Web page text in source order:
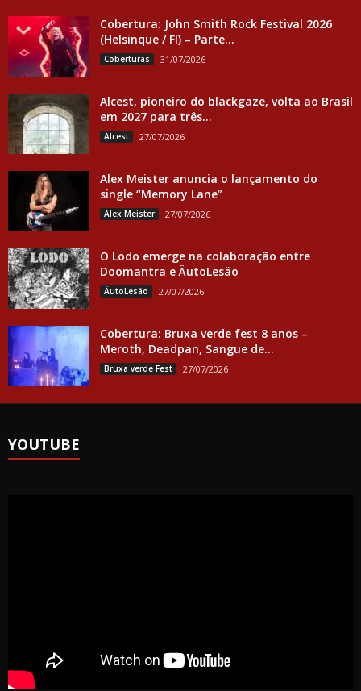
Cobertura: John Smith Rock Festival 2026
(Helsinque / FI) – Parte...
Coberturas 31/07/2026
Alcest, pioneiro do blackgaze, volta ao Brasil
em 2027 para três...
Alcest 27/07/2026
Alex Meister anuncia o lançamento do
single “Memory Lane”
Alex Meister 27/07/2026
O Lodo emerge na colaboração entre
Doomantra e ÄutoLesäo
ÄutoLesäo 27/07/2026
Cobertura: Bruxa verde fest 8 anos –
Meroth, Deadpan, Sangue de...
Bruxa verde Fest 27/07/2026
YOUTUBE